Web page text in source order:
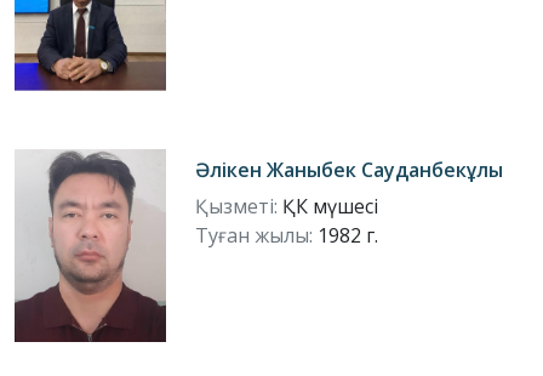
Әлікен Жаныбек Сауданбекұлы
Қызметі: ҚК мүшесі
Туған жылы: 1982 г.